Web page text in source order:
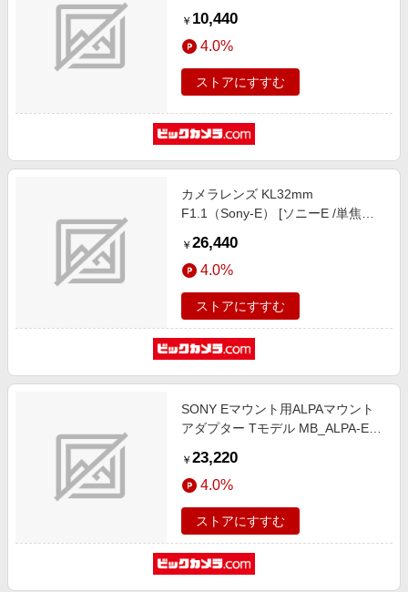
ビジネス・その他サービス
￥ 10,440
4.0%
ストアにすすむ
カメラレンズ KL32mm
F1.1（Sony-E） [ソニーE /単焦点
￥ 26,440
4.0%
ストアにすすむ
SONY Eマウント用ALPAマウント
アダプター Tモデル MB_ALPA-E-
￥ 23,220
4.0%
ストアにすすむ